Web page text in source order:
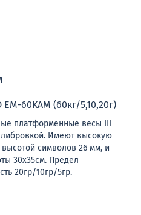
60KAM (60кг/5,10,20г)
платформенные весы III
Имеют высокую
высотой символов 26 мм, и
30х35см. Предел
20гр/10гр/5гр.